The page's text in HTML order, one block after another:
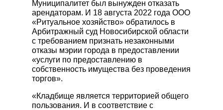
Муниципалитет был вынужден отказать
арендаторам. И 18 августа 2022 года ООО
«Ритуальное хозяйство» обратилось в
Арбитражный суд Новосибирской области
с требованием признать незаконными
отказы мэрии города в предоставлении
«услуги по предоставлению в
собственность имущества без проведения
торгов».
«Кладбище является территорией общего
пользования. И в соответствие с